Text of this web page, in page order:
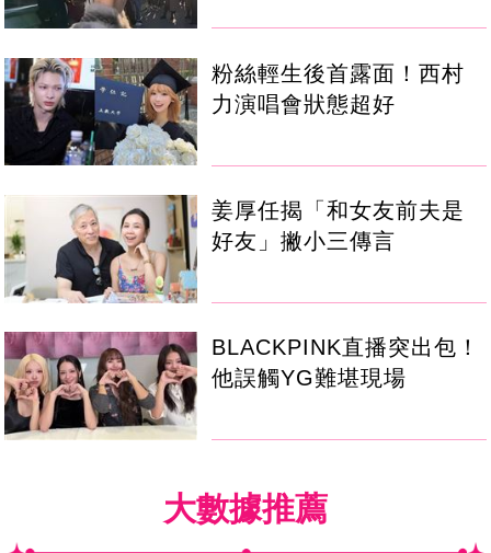
粉絲輕生後首露面！西村
力演唱會狀態超好
姜厚任揭「和女友前夫是
好友」撇小三傳言
BLACKPINK直播突出包！
他誤觸YG難堪現場
大數據推薦